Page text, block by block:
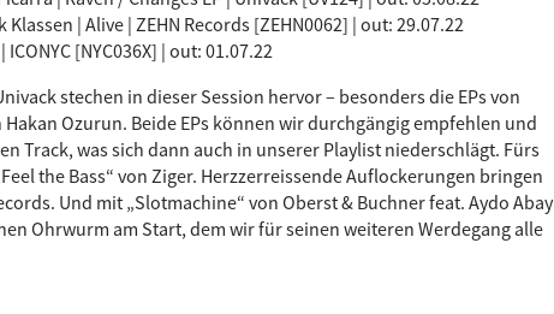
Klassen | Alive | ZEHN Records [ZEHN0062] | out: 29.07.22
[NYC036X] | out: 01.07.22
stechen in dieser Session hervor – besonders die EPs von
Hakan Ozurun. Beide EPs können wir durchgängig empfehlen und
Track, was sich dann auch in unserer Playlist niederschlägt. Fürs
the Bass“ von Ziger. Herzzerreissende Auflockerungen bringen
Und mit „Slotmachine“ von Oberst & Buchner feat. Aydo Abay
Ohrwurm am Start, dem wir für seinen weiteren Werdegang alle